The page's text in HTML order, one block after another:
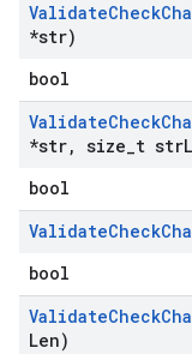
ValidateCheck
*str)
bool
ValidateCheck
*str, size t str
bool
ValidateCheck
bool
ValidateCheck
Len)